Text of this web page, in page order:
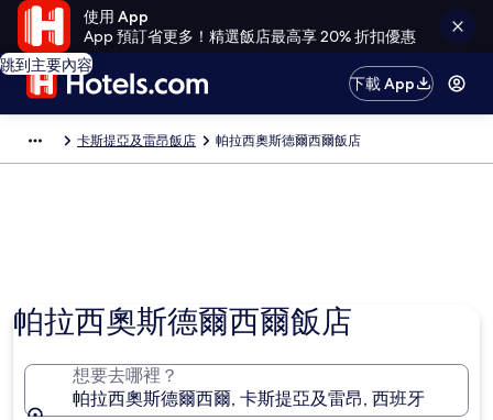
使用 App
App 預訂省更多！精選飯店最高享 20% 折扣優惠
跳到主要內容
下載 App
卡斯提亞及雷昂飯店 帕拉西奧斯德爾西爾飯店
帕拉西奧斯德爾西爾飯店
想要去哪裡？
帕拉西奧斯德爾西爾, 卡斯提亞及雷昂, 西班牙